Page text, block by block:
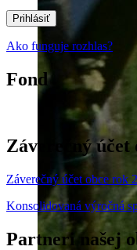
Ako funguje rozhlas?
Fond
Záverečný účet
Záverečný účet obce rok
Konsolidovaná výročná
Partneri našej